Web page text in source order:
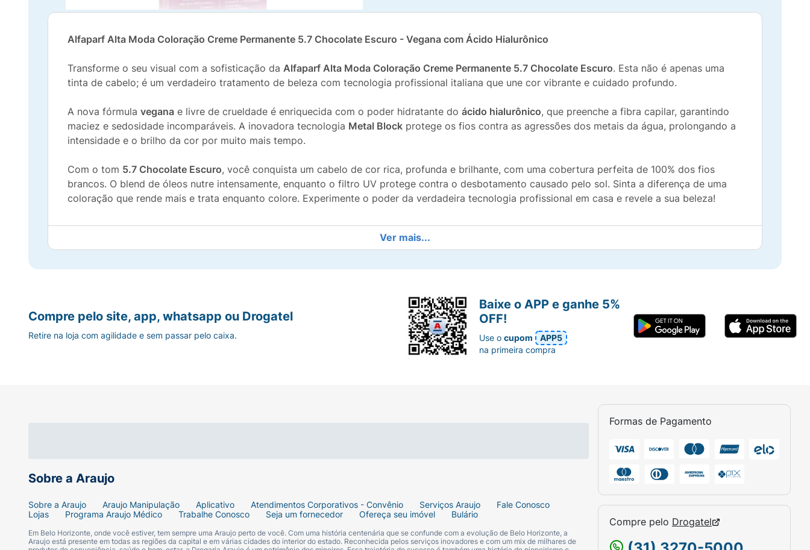
Alfaparf Alta Moda Coloração Creme Permanente 5.7 Chocolate Escuro - Vegana com Ácido Hialurônico
Transforme o seu visual com a sofisticação da Alfaparf Alta Moda Coloração Creme Permanente 5.7 Chocolate Escuro. Esta não é apenas uma
tinta de cabelo; é um verdadeiro tratamento de beleza com tecnologia profissional italiana que une cor vibrante e cuidado profundo.
A nova fórmula vegana e livre de crueldade é enriquecida com o poder hidratante do ácido hialurônico, que preenche a fibra capilar, garantindo
maciez e sedosidade incomparáveis. A inovadora tecnologia Metal Block protege os fios contra as agressões dos metais da água, prolongando a
intensidade e o brilho da cor por muito mais tempo.
Com o tom 5.7 Chocolate Escuro, você conquista um cabelo de cor rica, profunda e brilhante, com uma cobertura perfeita de 100% dos fios
brancos. O blend de óleos nutre intensamente, enquanto o filtro UV protege contra o desbotamento causado pelo sol. Sinta a diferença de uma
coloração que rende mais e trata enquanto colore. Experimente o poder da verdadeira tecnologia profissional em casa e revele a sua beleza!
Ver mais...
Sobre a Araujo
Sobre a Araujo Araujo Manipulação Aplicativo Atendimentos Corporativos - Convênio Serviços Araujo
Fale Conosco
Lojas
Programa Araujo Médico Trabalhe Conosco Seja um fornecedor Ofereça seu imóvel Bulário
Em Belo Horizonte, onde você estiver, tem sempre uma Araujo perto de você. Com uma história centenária que se confunde com a evolução de Belo Horizonte, a
Araujo está presente em todas as regiões da capital e em várias cidades do interior do estado. Reconhecida pelos serviços inovadores e com um mix de milhares de
Formas de Pagamento
Compre pelo Drogatel
Compre pelo site, app, whatsapp ou Drogatel
Retire na loja com agilidade e sem passar pelo caixa.
Baixe o APP e ganhe 5%
OFF!
Use ocupom
APP5
na primeira compra